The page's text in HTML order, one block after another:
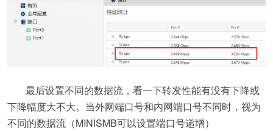
最后设置不同的数据流，看一下转发性能有没有下降或
下降幅度大不大。当外网端口号和内网端口号不同时，视为
不同的数据流（MINISMB可以设置端口号递增）